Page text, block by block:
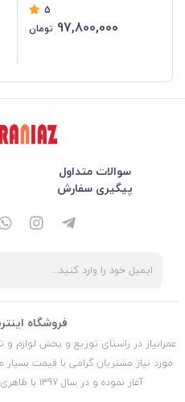
5
97,800,000 تومان
سوالات متداول
پیگیری سفارش
فروشگاه
عمرانیاز در راستای توزیع و پخش لوازم
آغاز نموده و در سال 1397 با ظاهری جذاب و جدید ف